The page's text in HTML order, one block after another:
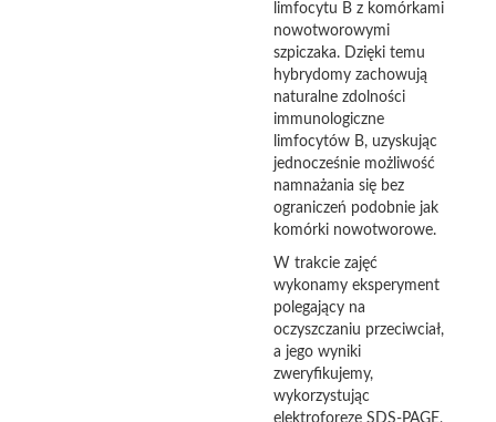
limfocytu B z komórkami
nowotworowymi
szpiczaka. Dzięki temu
hybrydomy zachowują
naturalne zdolności
immunologiczne
limfocytów B, uzyskując
jednocześnie możliwość
namnażania się bez
ograniczeń podobnie jak
komórki nowotworowe.
W trakcie zajęć
wykonamy eksperyment
polegający na
oczyszczaniu przeciwciał,
a jego wyniki
zweryfikujemy,
wykorzystując
elektroforezę SDS-PAGE,